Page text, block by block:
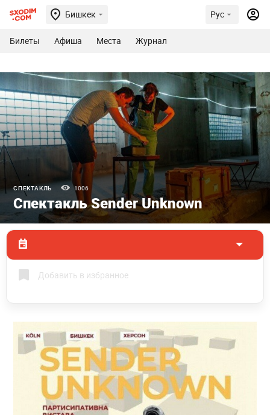
Бишкек Рус
Билеты Афиша Места Журнал
СПЕКТАКЛЬ 1006
Спектакль Sender Unknown
Добавить в избранное